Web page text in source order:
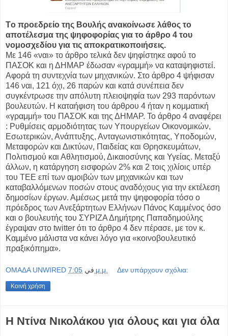
Tο προεδρείο της Βουλής ανακοίνωσε λάθος το
αποτέλεσμα της ψηφοφορίας για το άρθρο 4 του
νομοσχεδίου για τις αποκρατικοποιήσεις.
Με 146 «ναι» το άρθρο τελικά δεν ψηφίστηκε αφού το
ΠΑΣΟΚ και η ΔΗΜΑΡ έδωσαν «γραμμή» να καταψηφιστεί.
Αφορά τη συντεχνία των μηχανικών. Στο άρθρο 4 ψήφισαν
146 ναι, 121 όχι, 26 παρών και κατά συνέπεια δεν
συγκέντρωσε την απόλυτη πλειοψηφία των 293 παρόντων
βουλευτών. Η καταήφιση του άρθρου 4 ήταν η κομματική
«γραμμή» του ΠΑΣΟΚ και της ΔΗΜΑΡ. Το άρθρο 4 αναφέρει
: Ρυθμίσεις αρμοδιότητας των Υπουργείων Οικονομικών,
Εσωτερικών, Ανάπτυξης, Ανταγωνιστικότητας, Υποδομών,
Μεταφορών και Δικτύων, Παιδείας και Θρησκευμάτων,
Πολιτισμού και Αθλητισμού, Δικαιοσύνης και Υγείας. Μεταξύ
άλλων, η κατάργηση εισφορών 2% και 2 τοις χιλίοις υπέρ
του ΤΕΕ επί των αμοιβών των μηχανικών και των
καταβαλλόμενων ποσών στους αναδόχους για την εκτέλεση
δημοσίων έργων. Αμέσως μετά την ψηφοφορία τόσο ο
πρόεδρος των Ανεξάρτητων Ελλήνων Πάνος Καμμένος όσο
και ο βουλευτής του ΣΥΡΙΖΑ Δημήτρης Παπαδημούλης
έγραψαν στο twitter ότι το άρθρο 4 δεν πέρασε, με τον κ.
Καμμένο μάλιστα να κάνει λόγο για «κοινοβουλευτικό
πραξικόπημα».
OMAΔΑ UNWIRED في 7:05 μ.μ. Δεν υπάρχουν σχόλια:
Κοινή χρήση
Η Ντίνα Νικολάκου για όλους και για όλα